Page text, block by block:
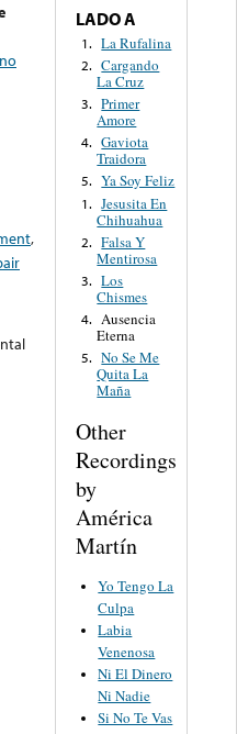
,
LADO A
1. La Rufalina
2. Cargando
La Cruz
3. Primer
Amore
4. Gaviota
Traidora
5. Ya Soy Feliz
1. Jesusita En
Chihuahua
2. Falsa Y
Mentirosa
3. Los
Chismes
4. Ausencia
Eterna
5. No Se Me
Quita La
Maña
Other
Recordings
by
América
Martín
Yo Tengo La
Culpa
Labia
Venenosa
Ni El Dinero
Ni Nadie
Si No Te Vas